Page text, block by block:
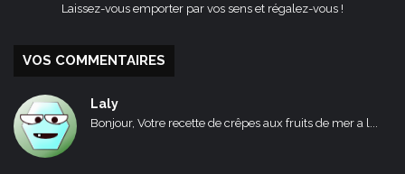
Laissez-vous emporter par vos sens et régalez-vous !
VOS COMMENTAIRES
Laly
Bonjour, Votre recette de crêpes aux fruits de mer a l...